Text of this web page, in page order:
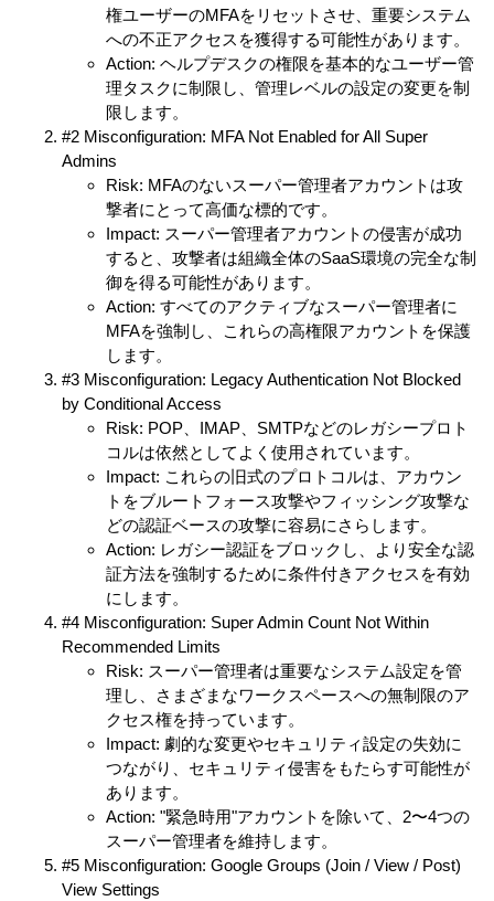
権ユーザーのMFAをリセットさせ、重要システム
への不正アクセスを獲得する可能性があります。
Action: ヘルプデスクの権限を基本的なユーザー管
理タスクに制限し、管理レベルの設定の変更を制
限します。
#2 Misconfiguration: MFA Not Enabled for All Super
Admins
Risk: MFAのないスーパー管理者アカウントは攻
撃者にとって高価な標的です。
Impact: スーパー管理者アカウントの侵害が成功
すると、攻撃者は組織全体のSaaS環境の完全な制
御を得る可能性があります。
Action: すべてのアクティブなスーパー管理者に
MFAを強制し、これらの高権限アカウントを保護
します。
#3 Misconfiguration: Legacy Authentication Not Blocked
by Conditional Access
Risk: POP、IMAP、SMTPなどのレガシープロト
コルは依然としてよく使用されています。
Impact: これらの旧式のプロトコルは、アカウン
トをブルートフォース攻撃やフィッシング攻撃な
どの認証ベースの攻撃に容易にさらします。
Action: レガシー認証をブロックし、より安全な認
証方法を強制するために条件付きアクセスを有効
にします。
#4 Misconfiguration: Super Admin Count Not Within
Recommended Limits
Risk: スーパー管理者は重要なシステム設定を管
理し、さまざまなワークスペースへの無制限のア
クセス権を持っています。
Impact: 劇的な変更やセキュリティ設定の失効に
つながり、セキュリティ侵害をもたらす可能性が
あります。
Action: "緊急時用"アカウントを除いて、2〜4つの
スーパー管理者を維持します。
#5 Misconfiguration: Google Groups (Join / View / Post)
View Settings